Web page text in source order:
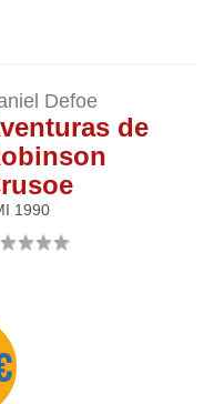
Defoe
de
1990